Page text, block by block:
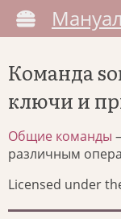
Команда
ключи и
Общие команды
различным
Licensed under